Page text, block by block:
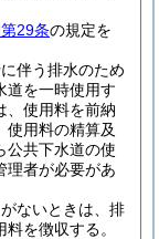
29条の規定を
伴う排水のため
道を一時使用す
、使用料を前納
使用料の精算及
公共下水道の使
理者が必要があ
ないときは、排
を徴収する。